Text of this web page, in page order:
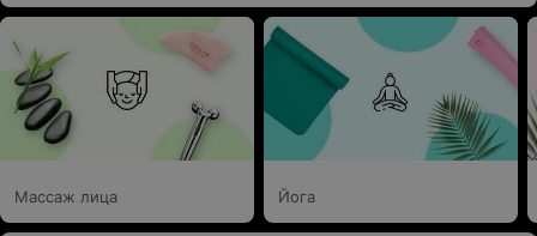
Массаж лица Йога